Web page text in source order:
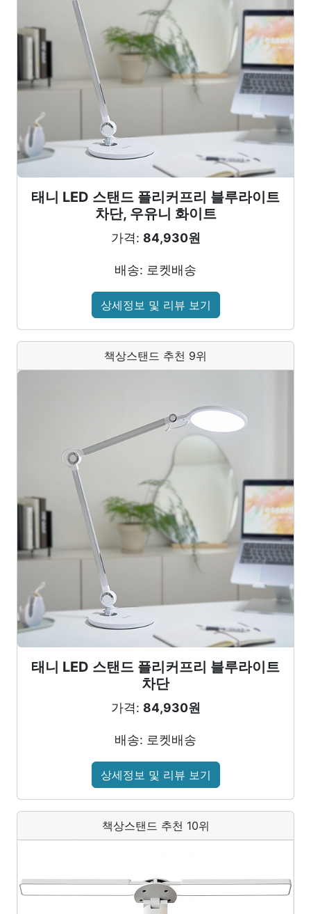
태니 LED 스탠드 플리커프리 블루라이트
차단, 우유니 화이트
가격: 84,930원
배송: 로켓배송
상세정보 및 리뷰 보기
책상스탠드 추천 9위
태니 LED 스탠드 플리커프리 블루라이트
차단
가격: 84,930원
배송: 로켓배송
상세정보 및 리뷰 보기
책상스탠드 추천 10위